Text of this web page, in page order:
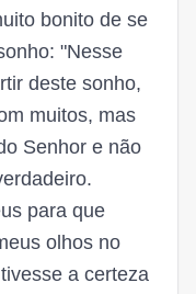
bonito de se
"Nesse
deste sonho,
muitos, mas
Senhor e não
para que
olhos no
a certeza